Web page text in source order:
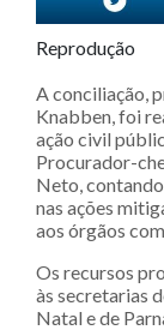
Reprodução
A conciliação,
Knabben, foi
ação civil
Procurador-
Neto,
nas ações
aos órgãos
Os recursos
às secretarias
Natal e de